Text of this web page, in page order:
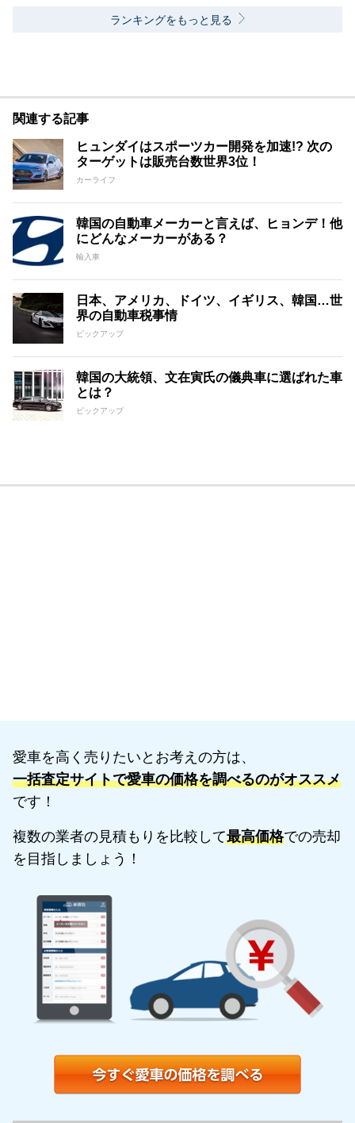
ランキングをもっと見る
関連する記事
ヒュンダイはスポーツカー開発を加速!? 次の
ターゲットは販売台数世界3位！
カーライフ
韓国の自動車メーカーと言えば、ヒョンデ！他
にどんなメーカーがある？
輸入車
日本、アメリカ、ドイツ、イギリス、韓国…世
界の自動車税事情
ピックアップ
韓国の大統領、文在寅氏の儀典車に選ばれた車
とは？
ピックアップ
愛車を高く売りたいとお考えの方は、
一括査定サイトで愛車の価格を調べるのがオススメ
です！
複数の業者の見積もりを比較して最高価格での売却
を目指しましょう！